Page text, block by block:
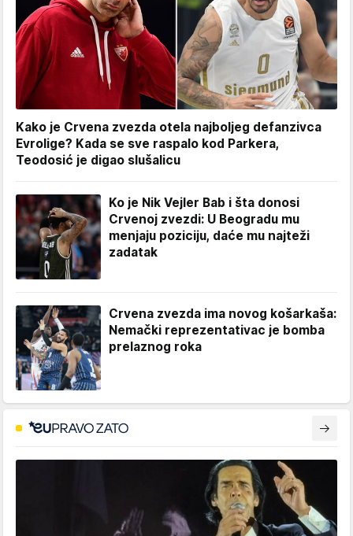
Kako je Crvena zvezda otela najboljeg defanzivca
Evrolige? Kada se sve raspalo kod Parkera,
Teodosić je digao slušalicu
Ko je Nik Vejler Bab i šta donosi
Crvenoj zvezdi: U Beogradu mu
menjaju poziciju, daće mu najteži
zadatak
Crvena zvezda ima novog košarkaša:
Nemački reprezentativac je bomba
prelaznog roka